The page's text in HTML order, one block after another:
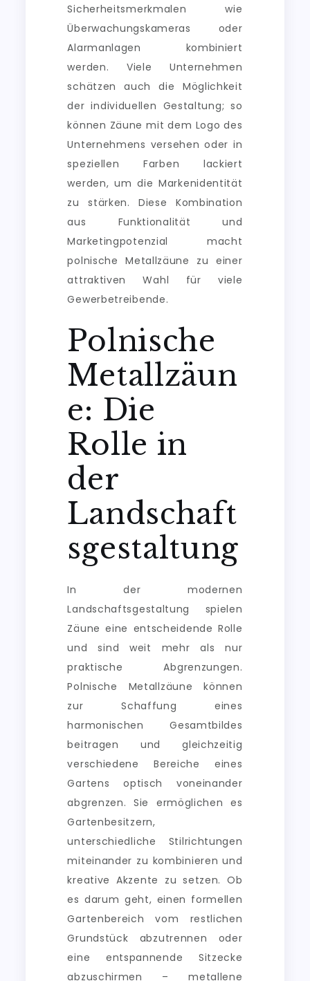
Sicherheitsmerkmalen wie
Überwachungskameras oder
Alarmanlagen kombiniert
werden. Viele Unternehmen
schätzen auch die Möglichkeit
der individuellen Gestaltung; so
können Zäune mit dem Logo des
Unternehmens versehen oder in
speziellen Farben lackiert
werden, um die Markenidentität
zu stärken. Diese Kombination
aus Funktionalität und
Marketingpotenzial macht
polnische Metallzäune zu einer
attraktiven Wahl für viele
Gewerbetreibende.
Polnische
Metallzäun
e: Die
Rolle in
der
Landschaft
sgestaltung
In der modernen
Landschaftsgestaltung spielen
Zäune eine entscheidende Rolle
und sind weit mehr als nur
praktische Abgrenzungen.
Polnische Metallzäune können
zur Schaffung eines
harmonischen Gesamtbildes
beitragen und gleichzeitig
verschiedene Bereiche eines
Gartens optisch voneinander
abgrenzen. Sie ermöglichen es
Gartenbesitzern,
unterschiedliche Stilrichtungen
miteinander zu kombinieren und
kreative Akzente zu setzen. Ob
es darum geht, einen formellen
Gartenbereich vom restlichen
Grundstück abzutrennen oder
eine entspannende Sitzecke
abzuschirmen – metallene